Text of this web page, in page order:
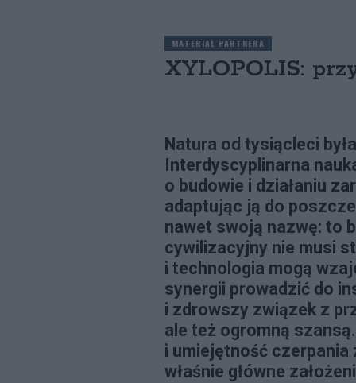
MATERIAŁ PARTNERA
XYLOPOLIS:
Natura od tysiącleci
Interdyscyplinarna
o budowie i działaniu
adaptując ją do
nawet swoją nazwę: to
cywilizacyjny nie musi
i technologia mogą
synergii prowadzić do
i zdrowszy związek z
ale też ogromną
i umiejętność
właśnie główne